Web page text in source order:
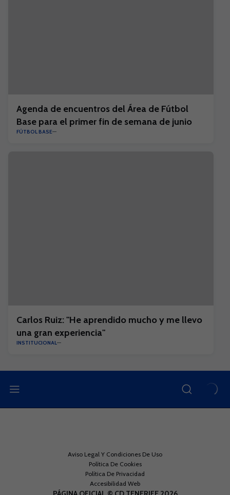
Agenda de encuentros del Área de Fútbol
Base para el primer fin de semana de junio
FÚTBOL BASE
Carlos Ruiz: "He aprendido mucho y me llevo
una gran experiencia"
INSTITUCIONAL
Aviso Legal Y Condiciones De Uso
Política De Cookies
Política De Privacidad
Accesibilidad Web